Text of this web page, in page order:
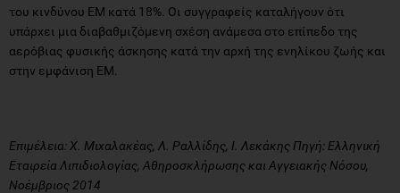
του κινδύνου ΕΜ κατά 18%. Οι συγγραφείς καταλήγουν ότι
υπάρχει μια διαβαθμιζόμενη σχέση ανάμεσα στο επίπεδο της
αερόβιας φυσικής άσκησης κατά την αρχή της ενηλίκου ζωής και
στην εμφάνιση ΕΜ.
Επιμέλεια: X. Μιχαλακέας, Λ. Ραλλίδης, Ι. Λεκάκης Πηγή: Ελληνική
Εταιρεία Λιπιδιολογίας, Αθηροσκλήρωσης και Αγγειακής Νόσου,
Νοέμβριος 2014